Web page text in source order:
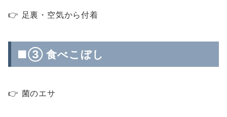
👉 足裏・空気から付着
■③ 食べこぼし
👉 菌のエサ